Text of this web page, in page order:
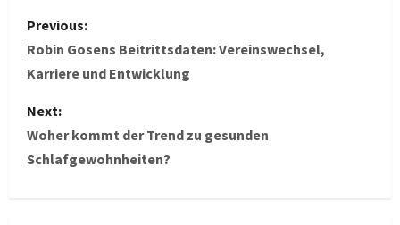
P
o
t
n
Previous:
Robin Gosens Beitrittsdaten: Vereinswechsel,
Karriere und Entwicklung
Next:
Woher kommt der Trend zu gesunden
Schlafgewohnheiten?